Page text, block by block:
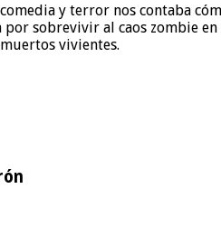
y terror nos contaba
por sobrevivir al caos zombie
vivientes.